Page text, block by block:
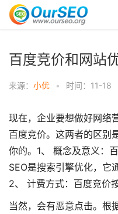
百度竞价和网站
来源： 小优 • 时间：11-18
现在，企业要想做好网络
百度竞价。这两者的区别
你的。1、 概念及意义：
SEO是搜索引擎优化，它
2、 计费方式：百度竞价
当然，会有恶意点击。根